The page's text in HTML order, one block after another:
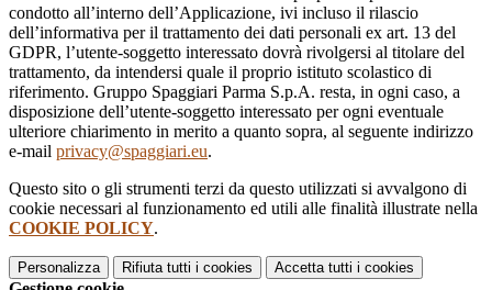
condotto all’interno dell’Applicazione, ivi incluso il rilascio
dell’informativa per il trattamento dei dati personali ex art. 13 del
GDPR, l’utente-soggetto interessato dovrà rivolgersi al titolare del
trattamento, da intendersi quale il proprio istituto scolastico di
riferimento. Gruppo Spaggiari Parma S.p.A. resta, in ogni caso, a
disposizione dell’utente-soggetto interessato per ogni eventuale
ulteriore chiarimento in merito a quanto sopra, al seguente indirizzo
e-mail privacy@spaggiari.eu.
Questo sito o gli strumenti terzi da questo utilizzati si avvalgono di
cookie necessari al funzionamento ed utili alle finalità illustrate nella
COOKIE POLICY.
Personalizza Rifiuta tutti i cookies Accetta tutti i cookies